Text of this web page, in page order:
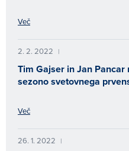
Več
2. 2. 2022 |
Tim Gajser in Jan
sezono svetovnega
Več
26. 1. 2022 |